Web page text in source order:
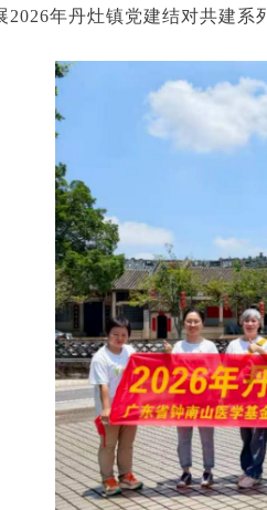
年丹灶镇党建结对共建系